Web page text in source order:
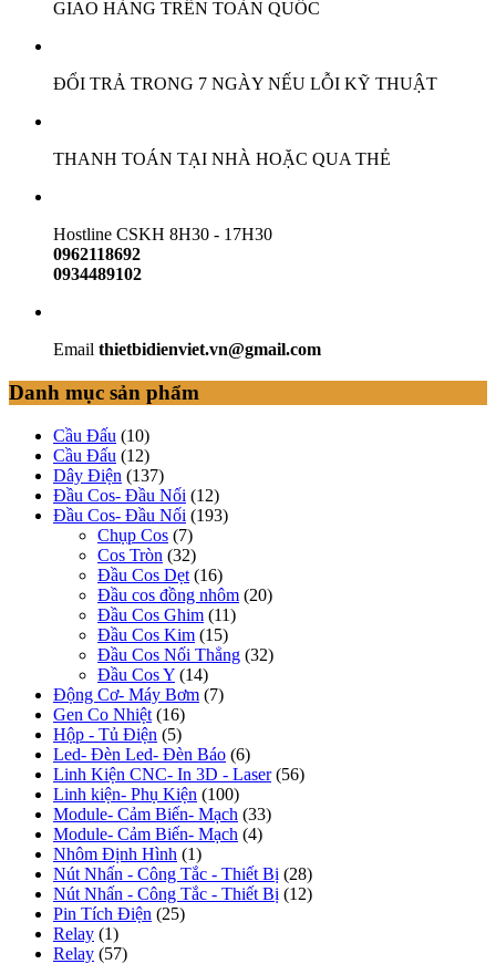
GIAO HÀNG TRÊN TOÀN QUỐC
ĐỔI TRẢ TRONG 7 NGÀY NẾU LỖI KỸ THUẬT
THANH TOÁN TẠI NHÀ HOẶC QUA THẺ
Hostline CSKH 8H30 - 17H30
0962118692
0934489102
Email thietbidienviet.vn@gmail.com
Danh mục sản phẩm
Cầu Đấu (10)
Cầu Đấu (12)
Dây Điện (137)
Đầu Cos- Đầu Nối (12)
Đầu Cos- Đầu Nối (193)
Chụp Cos (7)
Cos Tròn (32)
Đầu Cos Dẹt (16)
Đầu cos đồng nhôm (20)
Đầu Cos Ghim (11)
Đầu Cos Kim (15)
Đầu Cos Nối Thẳng (32)
Đầu Cos Y (14)
Động Cơ- Máy Bơm (7)
Gen Co Nhiệt (16)
Hộp - Tủ Điện (5)
Led- Đèn Led- Đèn Báo (6)
Linh Kiện CNC- In 3D - Laser (56)
Linh kiện- Phụ Kiện (100)
Module- Cảm Biến- Mạch (33)
Module- Cảm Biến- Mạch (4)
Nhôm Định Hình (1)
Nút Nhấn - Công Tắc - Thiết Bị (28)
Nút Nhấn - Công Tắc - Thiết Bị (12)
Pin Tích Điện (25)
Relay (1)
Relay (57)